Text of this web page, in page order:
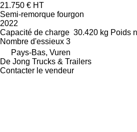
21.750 € HT
Semi-remorque fourgon
2022
Capacité de charge 30.420 kg Poids
Nombre d'essieux 3
Pays-Bas, Vuren
De Jong Trucks & Trailers
Contacter le vendeur